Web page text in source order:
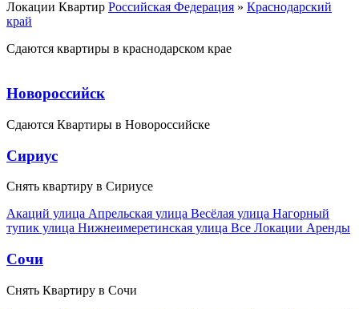
Локации Квартир Российская Федерация » Краснодарский
край
Сдаются квартиры в краснодарском крае
Новороссийск
Сдаются Квартиры в Новороссийске
Сириус
Снять квартиру в Сириусе
Акаций улица Апрельская улица Весёлая улица Нагорный
тупик улица Нижнеимеретинская улица Все Локации Аренды
Сочи
Снять Квартиру в Сочи